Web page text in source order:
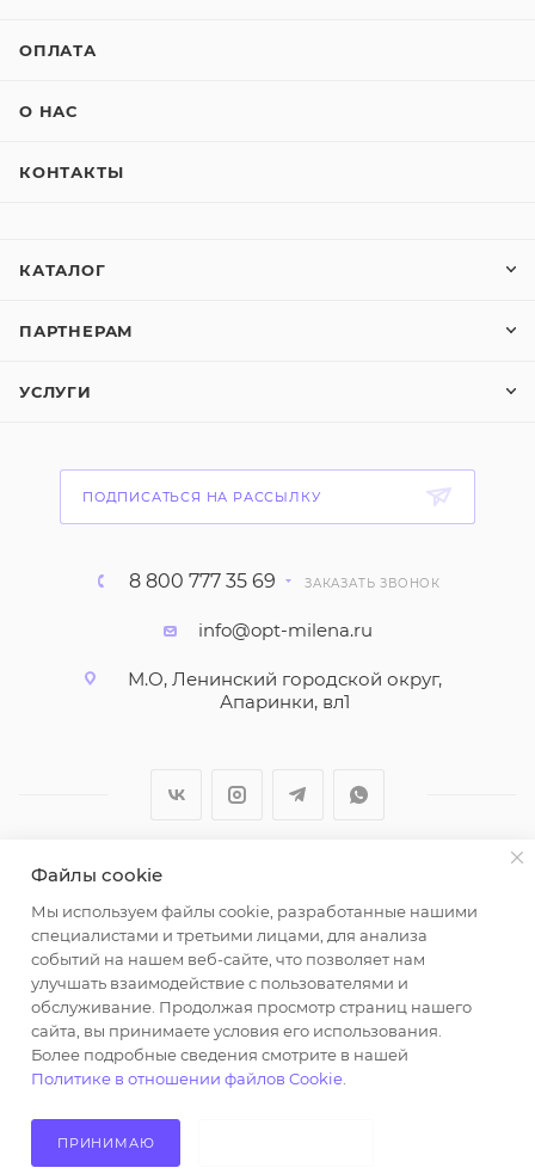
ОПЛАТА
О НАС
КОНТАКТЫ
КАТАЛОГ
ПАРТНЕРАМ
УСЛУГИ
ПОДПИСАТЬСЯ НА РАССЫЛКУ
8 800 777 35 69 ЗАКАЗАТЬ ЗВОНОК
info@opt-milena.ru
М.О, Ленинский городской округ,
Апаринки, вл1
2026 © ООО "Вайт Текстиль групп"
Любая информация на сайте носит справочный
характер и не является публичной офертой
определяемой положениями пункта 2 статьи 437
Гражданского кодекса Российской Федерации.
Использование любых материалов, опубликованных
на https://opt-milena.ru, допустимо только при
наличии письменного разрешения редакции и
активной ссылки на https://opt-milena.ru
Файлы cookie
Мы используем файлы cookie, разработанные нашими
специалистами и третьими лицами, для анализа
событий на нашем веб-сайте, что позволяет нам
улучшать взаимодействие с пользователями и
обслуживание. Продолжая просмотр страниц нашего
сайта, вы принимаете условия его использования.
Более подробные сведения смотрите в нашей
Политике в отношении файлов Cookie
ПРИНИМАЮ